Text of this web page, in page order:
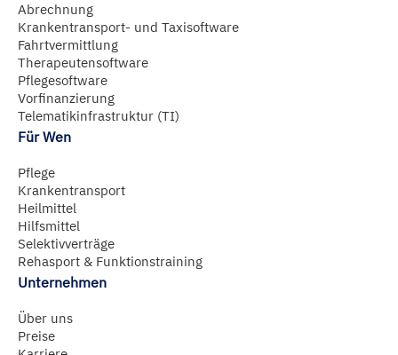
Abrechnung
Krankentransport- und Taxisoftware
Fahrtvermittlung
Therapeutensoftware
Pflegesoftware
Vorfinanzierung
Telematikinfrastruktur (TI)
Für Wen
Pflege
Krankentransport
Heilmittel
Hilfsmittel
Selektivverträge
Rehasport & Funktionstraining
Unternehmen
Über uns
Preise